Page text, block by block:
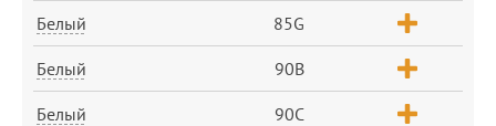
Белый 85G
Белый 90B
Белый 90C